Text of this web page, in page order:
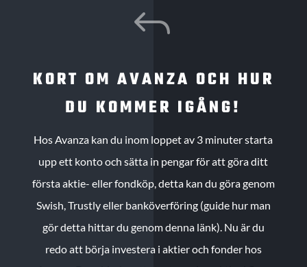
J
KORT OM AVANZA OCH HUR
DU KOMMER IGÅNG!
Hos Avanza kan du inom loppet av 3 minuter starta
upp ett konto och sätta in pengar för att göra ditt
första aktie- eller fondköp, detta kan du göra genom
Swish, Trustly eller banköverföring (guide hur man
gör detta hittar du genom denna länk). Nu är du
redo att börja investera i aktier och fonder hos